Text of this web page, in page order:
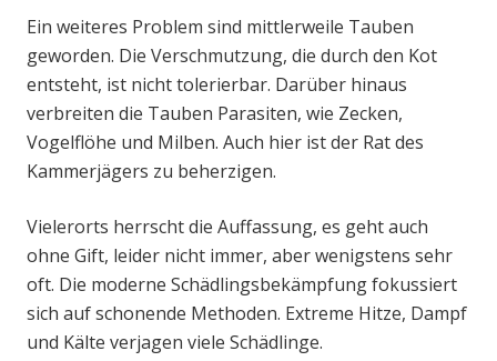
Ein weiteres Problem sind mittlerweile Tauben
geworden. Die Verschmutzung, die durch den Kot
entsteht, ist nicht tolerierbar. Darüber hinaus
verbreiten die Tauben Parasiten, wie Zecken,
Vogelflöhe und Milben. Auch hier ist der Rat des
Kammerjägers zu beherzigen.
Vielerorts herrscht die Auffassung, es geht auch
ohne Gift, leider nicht immer, aber wenigstens sehr
oft. Die moderne Schädlingsbekämpfung fokussiert
sich auf schonende Methoden. Extreme Hitze, Dampf
und Kälte verjagen viele Schädlinge.